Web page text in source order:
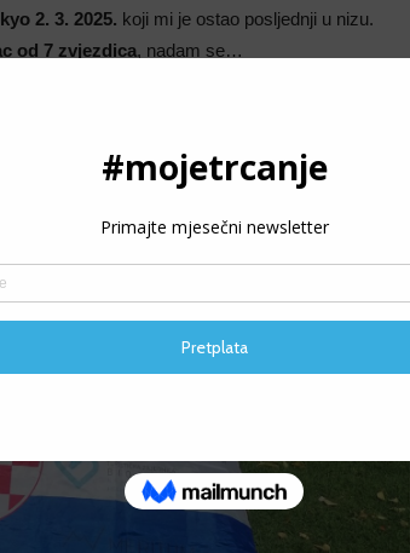
2. 3. 2025. koji mi je ostao posljednji u nizu.
od 7 zvjezdica, nadam se…